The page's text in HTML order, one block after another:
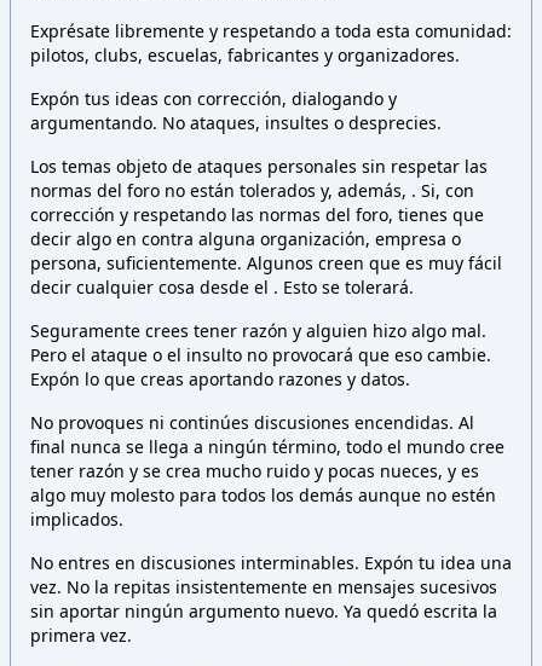
Exprésate libremente y respetando a toda esta comunidad:
pilotos, clubs, escuelas, fabricantes y organizadores.
Expón tus ideas con corrección, dialogando y
argumentando. No ataques, insultes o desprecies.
Los temas objeto de ataques personales sin respetar las
normas del foro no están tolerados y, además, . Si, con
corrección y respetando las normas del foro, tienes que
decir algo en contra alguna organización, empresa o
persona, suficientemente. Algunos creen que es muy fácil
decir cualquier cosa desde el . Esto se tolerará.
Seguramente crees tener razón y alguien hizo algo mal.
Pero el ataque o el insulto no provocará que eso cambie.
Expón lo que creas aportando razones y datos.
No provoques ni continúes discusiones encendidas. Al
final nunca se llega a ningún término, todo el mundo cree
tener razón y se crea mucho ruido y pocas nueces, y es
algo muy molesto para todos los demás aunque no estén
implicados.
No entres en discusiones interminables. Expón tu idea una
vez. No la repitas insistentemente en mensajes sucesivos
sin aportar ningún argumento nuevo. Ya quedó escrita la
primera vez.